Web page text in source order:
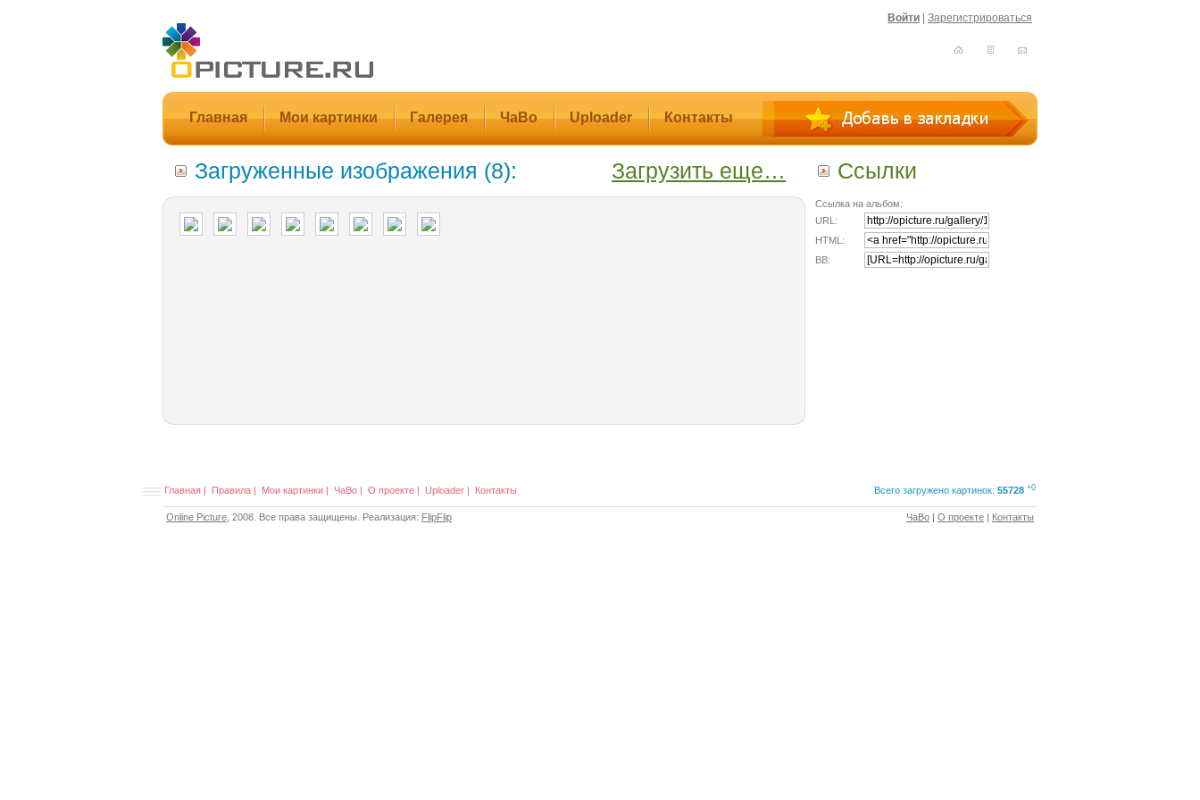
Войти Зарегистрироваться
Главная Мои картинки Галерея ЧаВо Uploader Контакты
Загрузить еще…
Загруженные изображения (8): Ссылки
Ссылка на альбом:
URL:
HTML:
BB:
Всего загружено картинок: 55728 +0
Главная | Правила | Мои картинки | ЧаВо | О проекте | Uploader | Контакты
ЧаВо | О проекте | Контакты
Online Picture , 2008. Все права защищены. Реализация: FlipFlip